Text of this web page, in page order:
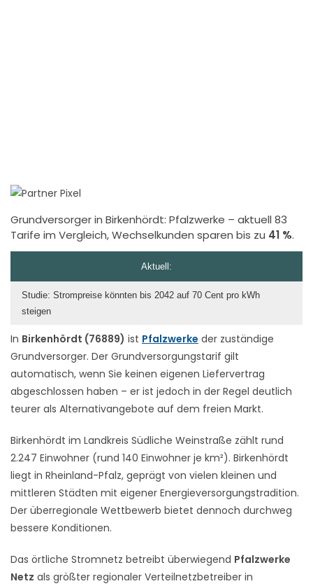
Grundversorger in Birkenhördt: Pfalzwerke – aktuell 83
Tarife im Vergleich, Wechselkunden sparen bis zu 41 %.
In Birkenhördt (76889) ist Pfalzwerke der zuständige
Grundversorger. Der Grundversorgungstarif gilt
automatisch, wenn Sie keinen eigenen Liefervertrag
abgeschlossen haben – er ist jedoch in der Regel deutlich
teurer als Alternativangebote auf dem freien Markt.
Birkenhördt im Landkreis Südliche Weinstraße zählt rund
2.247 Einwohner (rund 140 Einwohner je km²). Birkenhördt
liegt in Rheinland-Pfalz, geprägt von vielen kleinen und
mittleren Städten mit eigener Energieversorgungstradition.
Der überregionale Wettbewerb bietet dennoch durchweg
bessere Konditionen.
Das örtliche Stromnetz betreibt überwiegend Pfalzwerke
Netz als größter regionaler Verteilnetzbetreiber in
Aktuell:
Studie: Strompreise könnten bis 2042 auf 70 Cent pro kWh
steigen